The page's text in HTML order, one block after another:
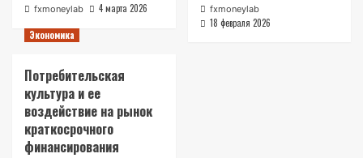
fxmoneylab 4 марта 2026 fxmoneylab
18 февраля 2026
Экономика
Потребительская
культура и ее
воздействие на рынок
краткосрочного
финансирования